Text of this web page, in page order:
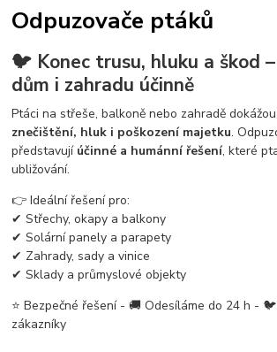
Odpuzovače ptáků
🐦 Konec trusu, hluku a škod
dům i zahradu účinně
Ptáci na střeše, balkoně nebo zahradě
znečištění, hluk i poškození majetku.
představují účinné a humánní řešení, které
ubližování.
👉 Ideální řešení pro:
✔ Střechy, okapy a balkony
✔ Solární panely a parapety
✔ Zahrady, sady a vinice
✔ Sklady a průmyslové objekty
⭐ Bezpečné řešení - 🚚 Odesíláme do 24 h -
zákazníky